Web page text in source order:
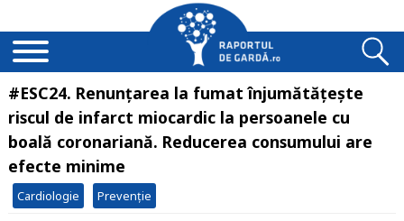
#ESC24. Renunțarea la fumat înjumătățește
riscul de infarct miocardic la persoanele cu
boală coronariană. Reducerea consumului are
efecte minime
Cardiologie Prevenție